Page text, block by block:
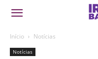
Início Notícias
Notícias